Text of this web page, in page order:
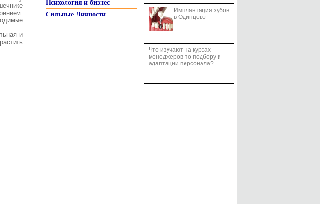
и
Психология и бизнес
Сильные Личности
Имплантация зубов
в Одинцово
Что изучают на курсах
менеджеров по подбору и
адаптации персонала?